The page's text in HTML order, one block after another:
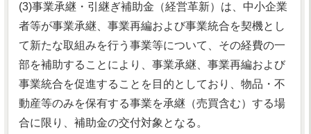
(3)事業承継・引継ぎ補助金（経営革新）は、中小企業
者等が事業承継、事業再編および事業統合を契機とし
て新たな取組みを行う事業等について、その経費の一
部を補助することにより、事業承継、事業再編および
事業統合を促進することを目的としており、物品・不
動産等のみを保有する事業を承継（売買含む）する場
合に限り、補助金の交付対象となる。